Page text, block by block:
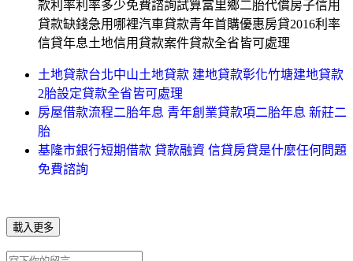
款利率利率多少免費諮詢試算富里鄉二胎代償房子信用
貸款缺錢急用哪裡汽車貸款青年首購優惠房貸2016利率
信貸年息土地信用貸款案件貸款全省皆可處理
土地貸款台北中山土地貸款 建地貸款彰化竹塘建地貸款
2胎設定貸款全省皆可處理
房屋借款流程二胎年息 青年創業貸款項二胎年息 新莊二
胎
基隆市銀行短期借款 貸款融資 信貸房貸是什麼任何問題
免費諮詢
載入更多